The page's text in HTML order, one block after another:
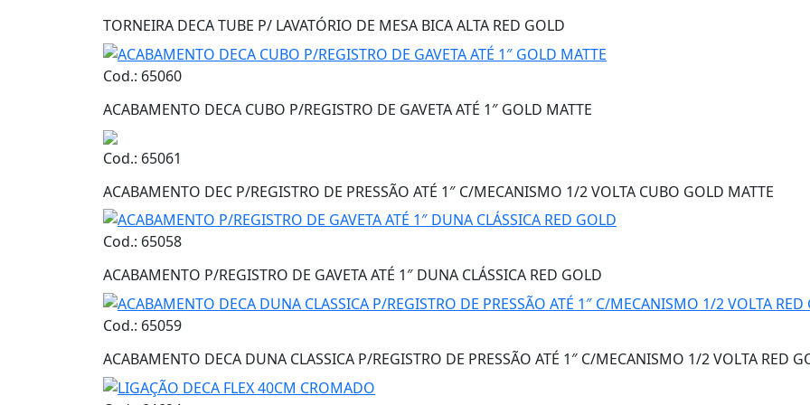
TORNEIRA DECA TUBE P/ LAVATÓRIO DE MESA BICA ALTA RED GOLD
Cod.: 65060
ACABAMENTO DECA CUBO P/REGISTRO DE GAVETA ATÉ 1″ GOLD MATTE
Cod.: 65061
ACABAMENTO DEC P/REGISTRO DE PRESSÃO ATÉ 1″ C/MECANISMO 1/2 VOLTA CUBO GOLD MATTE
Cod.: 65058
ACABAMENTO P/REGISTRO DE GAVETA ATÉ 1″ DUNA CLÁSSICA RED GOLD
Cod.: 65059
ACABAMENTO DECA DUNA CLASSICA P/REGISTRO DE PRESSÃO ATÉ 1″ C/MECANISMO 1/2 VOLTA RED